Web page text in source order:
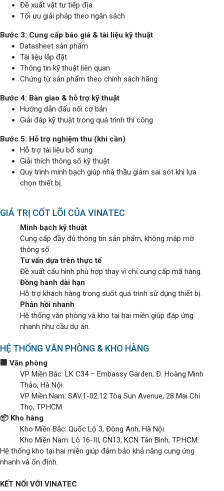
Đề xuất vật tư tiếp địa
Tối ưu giải pháp theo ngân sách
Bước 3: Cung cấp báo giá & tài liệu kỹ thuật
Datasheet sản phẩm
Tài liệu lắp đặt
Thông tin kỹ thuật liên quan
Chứng từ sản phẩm theo chính sách hãng
Bước 4: Bàn giao & hỗ trợ kỹ thuật
Hướng dẫn đấu nối cơ bản
Giải đáp kỹ thuật trong quá trình thi công
Bước 5: Hỗ trợ nghiệm thu (khi cần)
Hỗ trợ tài liệu bổ sung
Giải thích thông số kỹ thuật
Quy trình minh bạch giúp nhà thầu giảm sai sót khi lựa
chọn thiết bị.
GIÁ TRỊ CỐT LÕI CỦA VINATEC
Minh bạch kỹ thuật
Cung cấp đầy đủ thông tin sản phẩm, không mập mờ
thông số.
Tư vấn dựa trên thực tế
Đề xuất cấu hình phù hợp thay vì chỉ cung cấp mã hàng.
Đồng hành dài hạn
Hỗ trợ khách hàng trong suốt quá trình sử dụng thiết bị.
Phản hồi nhanh
Hệ thống văn phòng và kho tại hai miền giúp đáp ứng
nhanh nhu cầu dự án.
HỆ THỐNG VĂN PHÒNG & KHO HÀNG
🏢 Văn phòng
VP Miền Bắc: LK C34 – Embassy Garden, Đ. Hoàng Minh
Thảo, Hà Nội.
VP Miền Nam: SAV.1-02.12 Tòa Sun Avenue, 28 Mai Chí
Thọ, TP.HCM.
📦 Kho hàng
Kho Miền Bắc: Quốc Lộ 3, Đông Anh, Hà Nội.
Kho Miền Nam: Lô 16-III, CN13, KCN Tân Bình, TP.HCM.
Hệ thống kho tại hai miền giúp đảm bảo khả năng cung ứng
nhanh và ổn định.
KẾT NỐI VỚI VINATEC